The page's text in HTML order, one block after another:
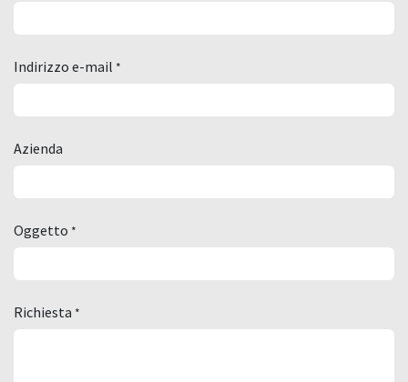
Indirizzo e-mail *
Azienda
Oggetto *
Richiesta *